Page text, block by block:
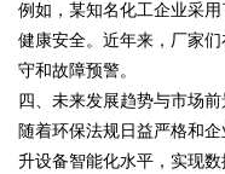
!
例如，某知名化工企业采
健康安全。近年来，厂家
守和故障预警。
四、未来发展趋势与市场前
随着环保法规日益严格和
升设备智能化水平，实现